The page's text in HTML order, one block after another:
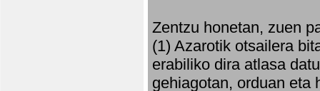
Zentzu honetan, zuen
(1) Azarotik otsailera
erabiliko dira atlasa
gehiagotan, orduan eta